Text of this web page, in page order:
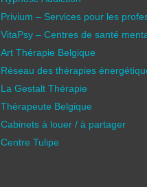
Privium – Services pour les
VitaPsy – Centres de santé
Art Thérapie Belgique
Réseau des thérapies
La Gestalt Thérapie
Thérapeute Belgique
Cabinets à louer / à partager
Centre Tulipe